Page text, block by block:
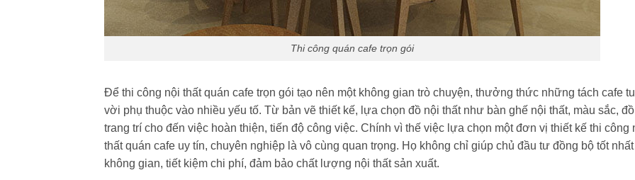
Thi công quán cafe trọn gói
Để thi công nội thất quán cafe trọn gói tạo nên một không gian trò chuyện, thưởng thức những tách cafe
vời phụ thuộc vào nhiều yếu tố. Từ bản vẽ thiết kế, lựa chọn đồ nội thất như bàn ghế nội thất, màu sắc, đồ
trang trí cho đến việc hoàn thiện, tiến độ công việc. Chính vì thế việc lựa chọn một đơn vị thiết kế thi công
thất quán cafe uy tín, chuyên nghiệp là vô cùng quan trọng. Họ không chỉ giúp chủ đầu tư đồng bộ tốt
không gian, tiết kiệm chi phí, đảm bảo chất lượng nội thất sản xuất.